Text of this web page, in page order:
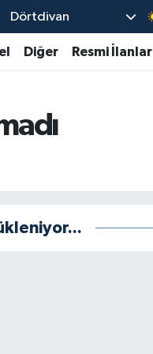
Dörtdivan
Diğer Resmi İlanlar